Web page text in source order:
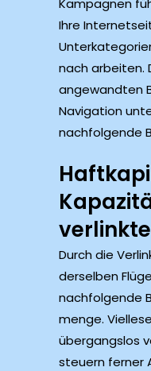
Kampagnen
Ihre
nach arbeiten.
angewandten
Navigation
nachfolgende
Durch die
derselben
nachfolgende
menge.
übergangslos
steuern ferner